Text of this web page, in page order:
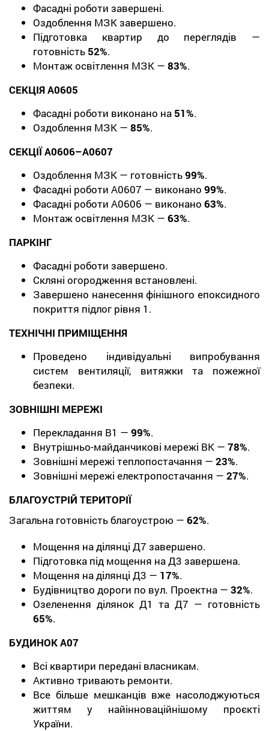
Фасадні роботи завершені.
Оздоблення МЗК завершено.
Підготовка квартир до переглядів —
готовність 52%.
Монтаж освітлення МЗК — 83%.
СЕКЦІЯ А0605
Фасадні роботи виконано на 51%.
Оздоблення МЗК — 85%.
СЕКЦІЇ А0606–А0607
Оздоблення МЗК — готовність99%.
Фасадні роботи А0607 — виконано 99%.
Фасадні роботи А0606 — виконано 63%.
Монтаж освітлення МЗК — 63%.
ПАРКІНГ
Фасадні роботи завершено.
Скляні огородження встановлені.
Завершено нанесення фінішного епоксидного
покриття підлог рівня 1.
ТЕХНІЧНІ ПРИМІЩЕННЯ
Проведено індивідуальні випробування
систем вентиляції, витяжки та пожежної
безпеки.
ЗОВНІШНІ МЕРЕЖІ
Перекладання В1 — 99%.
Внутрішньо-майданчикові мережі ВК — 78%.
Зовнішні мережі теплопостачання — 23%.
Зовнішні мережі електропостачання — 27%.
БЛАГОУСТРІЙ ТЕРИТОРІЇ
Загальна готовність благоустрою — 62%.
Мощення на ділянці Д7 завершено.
Підготовка під мощення на Д3 завершена.
Мощення на ділянці Д3 — 17%.
Будівництво дороги по вул. Проектна — 32%.
Озеленення ділянок Д1 та Д7 — готовність
65%.
БУДИНОК А07
Всі квартири передані власникам.
Активно тривають ремонти.
Все більше мешканців вже насолоджуються
життям у найінноваційнішому проєкті
України.